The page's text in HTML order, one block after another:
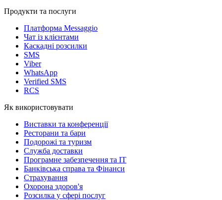
Продукти та послуги
Платформа Messaggio
Чат із клієнтами
Каскадні розсилки
SMS
Viber
WhatsApp
Verified SMS
RCS
Як використовувати
Виставки та конференції
Ресторани та бари
Подорожі та туризм
Служба доставки
Програмне забезпечення та IT
Банківська справа та Фінанси
Страхування
Охорона здоров'я
Розсилка у сфері послуг